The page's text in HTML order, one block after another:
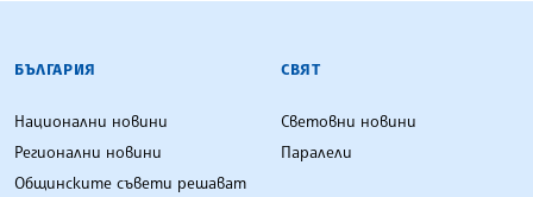
БЪЛГАРСКА ТЕЛЕГРАФНА АГЕНЦИЯ
БЪЛГАРИЯ
Национални новини
Регионални новини
Общинските съвети решават
СВЯТ
Световни новини
Паралели